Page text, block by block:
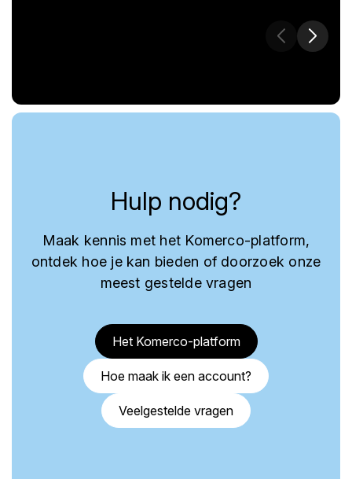
Hulp nodig?
Maak kennis met het Komerco-platform,
ontdek hoe je kan bieden of doorzoek onze
meest gestelde vragen
Het Komerco-platform
Hoe maak ik een account?
Veelgestelde vragen